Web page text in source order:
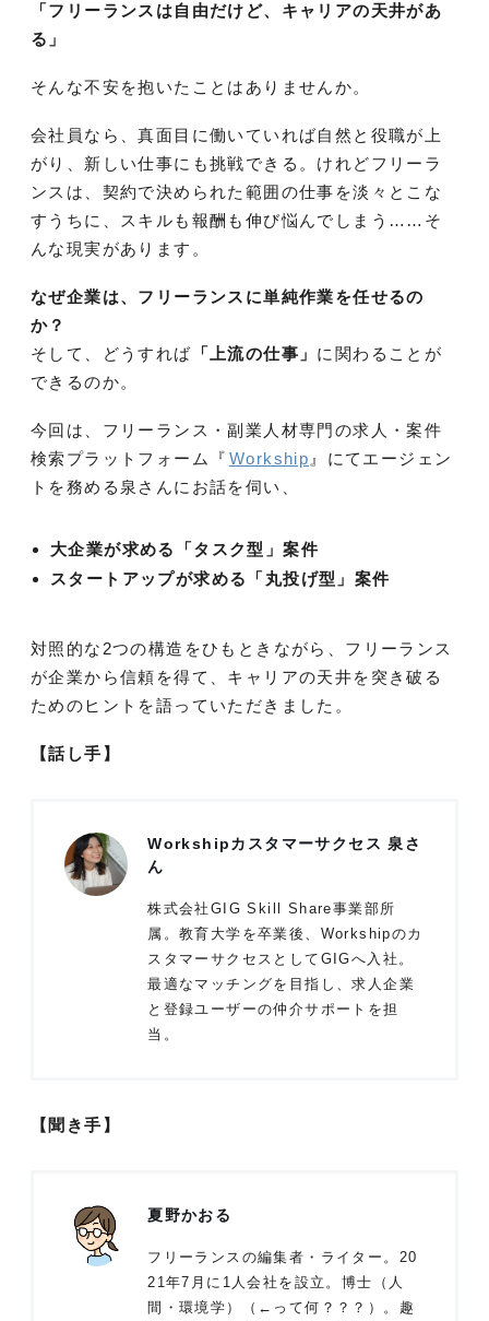
「フリーランスは自由だけど、キャリアの天井があ
る」
そんな不安を抱いたことはありませんか。
会社員なら、真面目に働いていれば自然と役職が上
がり、新しい仕事にも挑戦できる。けれどフリーラ
ンスは、契約で決められた範囲の仕事を淡々とこな
すうちに、スキルも報酬も伸び悩んでしまう……そ
んな現実があります。
なぜ企業は、フリーランスに単純作業を任せるの
か？
そして、どうすれば 「上流の仕事」 に関わることが
できるのか。
今回は、フリーランス・副業人材専門の求人・案件
検索プラットフォーム『 Workship 』にてエージェン
トを務める泉さんにお話を伺い、
大企業が求める「タスク型」案件
スタートアップが求める「丸投げ型」案件
対照的な2つの構造をひもときながら、フリーランス
が企業から信頼を得て、キャリアの天井を突き破る
ためのヒントを語っていただきました。
【話し手】
Workshipカスタマーサクセス 泉さ
ん
株式会社GIG Skill Share事業部所
属。教育大学を卒業後、Workshipのカ
スタマーサクセスとしてGIGへ入社。
最適なマッチングを目指し、求人企業
と登録ユーザーの仲介サポートを担
当。
【聞き手】
夏野かおる
フリーランスの編集者・ライター。20
21年7月に1人会社を設立。博士（人
間・環境学）（←って何？？？）。趣